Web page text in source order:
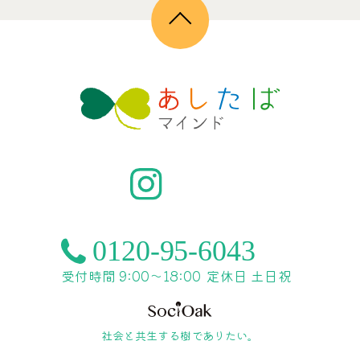
受付時間 9:00〜18:00 定休日 土日祝
社会と共生する樹でありたい。